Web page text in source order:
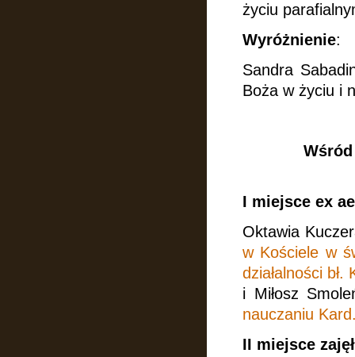
życiu
Wyróżnienie:
Sandra
Boża w życiu i
I miejsce ex
Oktawia
w Kościele w
działalności
i Miłosz
nauczaniu
II miejsce